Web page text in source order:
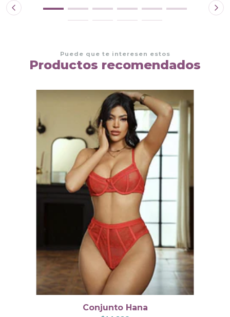
Puede que te interesen estos
Productos recomendados
Conjunto Hana